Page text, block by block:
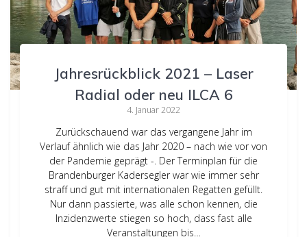
Jahresrückblick 2021 – Laser
Radial oder neu ILCA 6
4. Januar 2022
Zurückschauend war das vergangene Jahr im
Verlauf ähnlich wie das Jahr 2020 – nach wie vor von
der Pandemie geprägt -. Der Terminplan für die
Brandenburger Kadersegler war wie immer sehr
straff und gut mit internationalen Regatten gefüllt.
Nur dann passierte, was alle schon kennen, die
Inzidenzwerte stiegen so hoch, dass fast alle
Veranstaltungen bis…